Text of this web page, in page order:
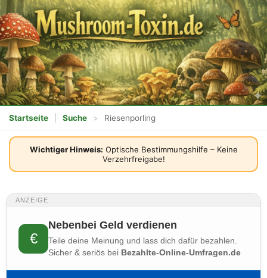
Startseite Suche > Riesenporling
Wichtiger Hinweis: Optische Bestimmungshilfe – Keine
Verzehrfreigabe!
ANZEIGE
€
Nebenbei Geld verdienen
Teile deine Meinung und lass dich dafür bezahlen.
Sicher & seriös bei Bezahlte-Online-Umfragen.de